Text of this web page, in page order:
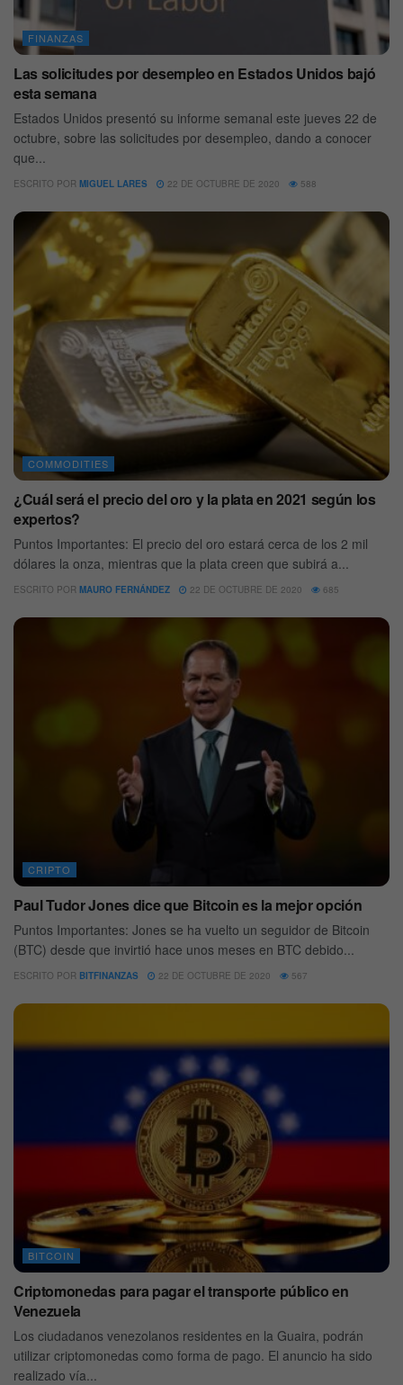
FINANZAS
Las solicitudes por desempleo en Estados Unidos bajó
esta semana
Estados Unidos presentó su informe semanal este jueves 22 de
octubre, sobre las solicitudes por desempleo, dando a conocer
que...
ESCRITO POR MIGUEL LARES 22 DE OCTUBRE DE 2020 588
COMMODITIES
¿Cuál será el precio del oro y la plata en 2021 según los
expertos?
Puntos Importantes: El precio del oro estará cerca de los 2 mil
dólares la onza, mientras que la plata creen que subirá a...
ESCRITO POR MAURO FERNÁNDEZ 22 DE OCTUBRE DE 2020 685
CRIPTO
Paul Tudor Jones dice que Bitcoin es la mejor opción
Puntos Importantes: Jones se ha vuelto un seguidor de Bitcoin
(BTC) desde que invirtió hace unos meses en BTC debido...
ESCRITO POR BITFINANZAS 22 DE OCTUBRE DE 2020 567
BITCOIN
Criptomonedas para pagar el transporte público en
Venezuela
Los ciudadanos venezolanos residentes en la Guaira, podrán
utilizar criptomonedas como forma de pago. El anuncio ha sido
realizado vía...